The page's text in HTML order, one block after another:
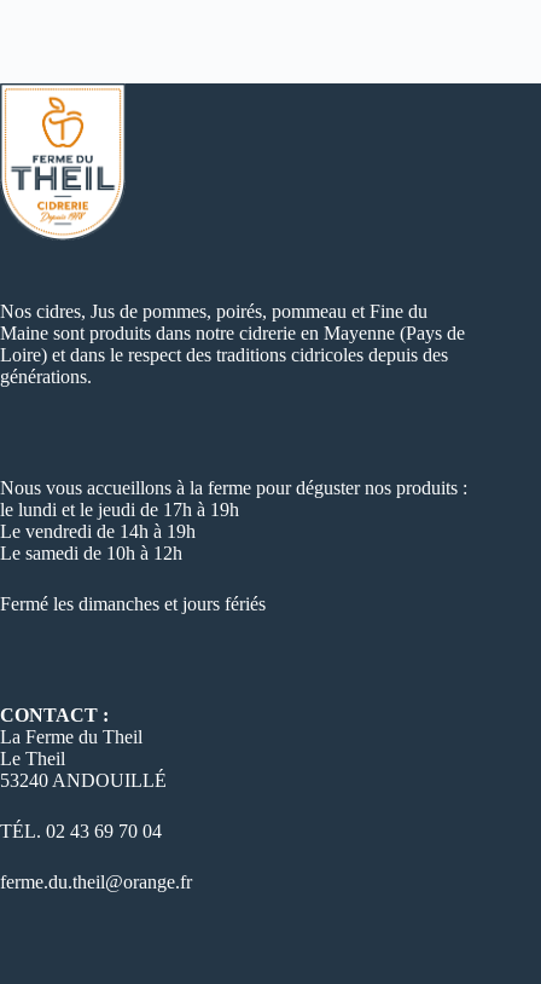
Nos cidres, Jus de pommes, poirés, pommeau et Fine du
Maine sont produits dans notre cidrerie en Mayenne (Pays de
Loire) et dans le respect des traditions cidricoles depuis des
générations.
Nous vous accueillons à la ferme pour déguster nos produits :
le lundi et le jeudi de 17h à 19h
Le vendredi de 14h à 19h
Le samedi de 10h à 12h
Fermé les dimanches et jours fériés
CONTACT :
La Ferme du Theil
Le Theil
53240 ANDOUILLÉ
TÉL. 02 43 69 70 04
ferme.du.theil@orange.fr